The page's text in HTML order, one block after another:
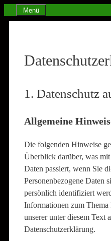
Inhalt
Menü
1. Datenschutz
Allgemeine
Die folgenden Hinweise
Überblick darüber, was
Daten passiert, wenn Sie
Personenbezogene Daten
persönlich identifiziert
Informationen zum Thema
unserer unter diesem Text
Datenschutzerklärung.